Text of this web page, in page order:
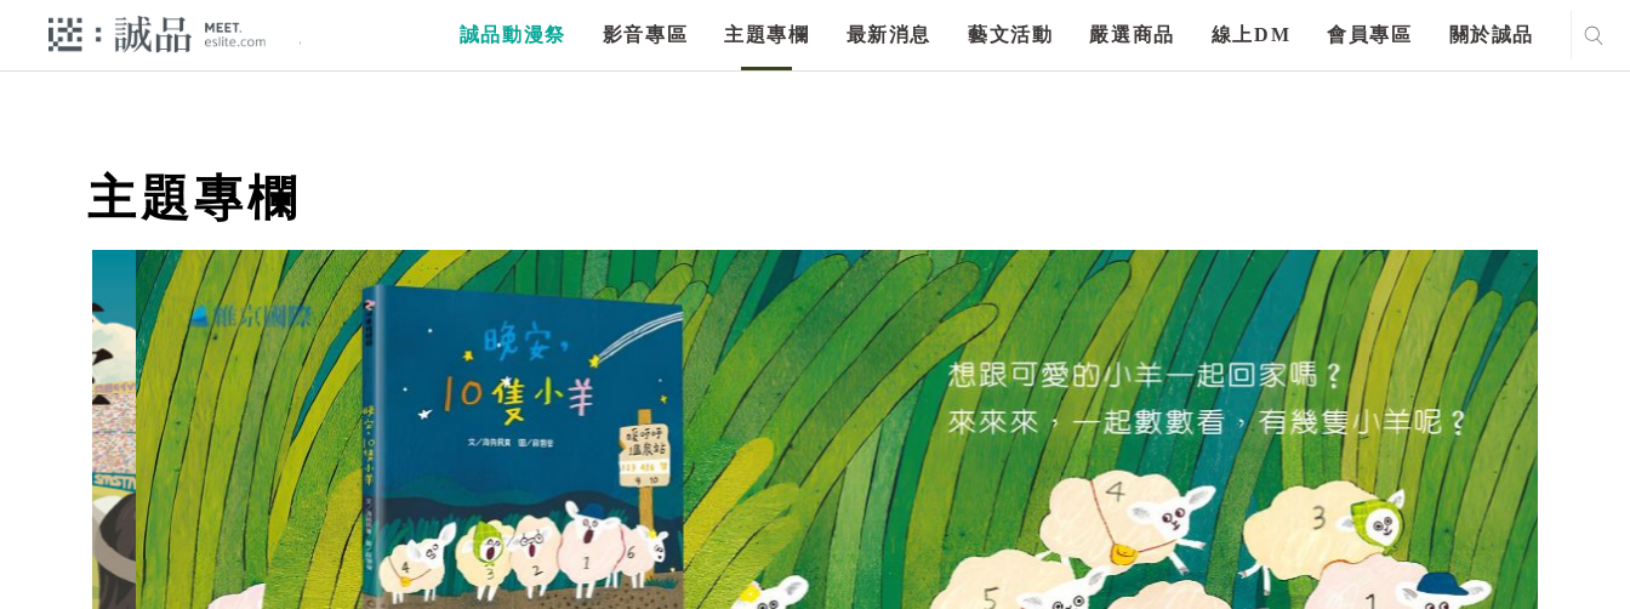
誠品動漫祭 影音專區 主題專欄 最新消息 藝文活動 嚴選商品 線上DM 會員專區 關於誠品
主題專欄